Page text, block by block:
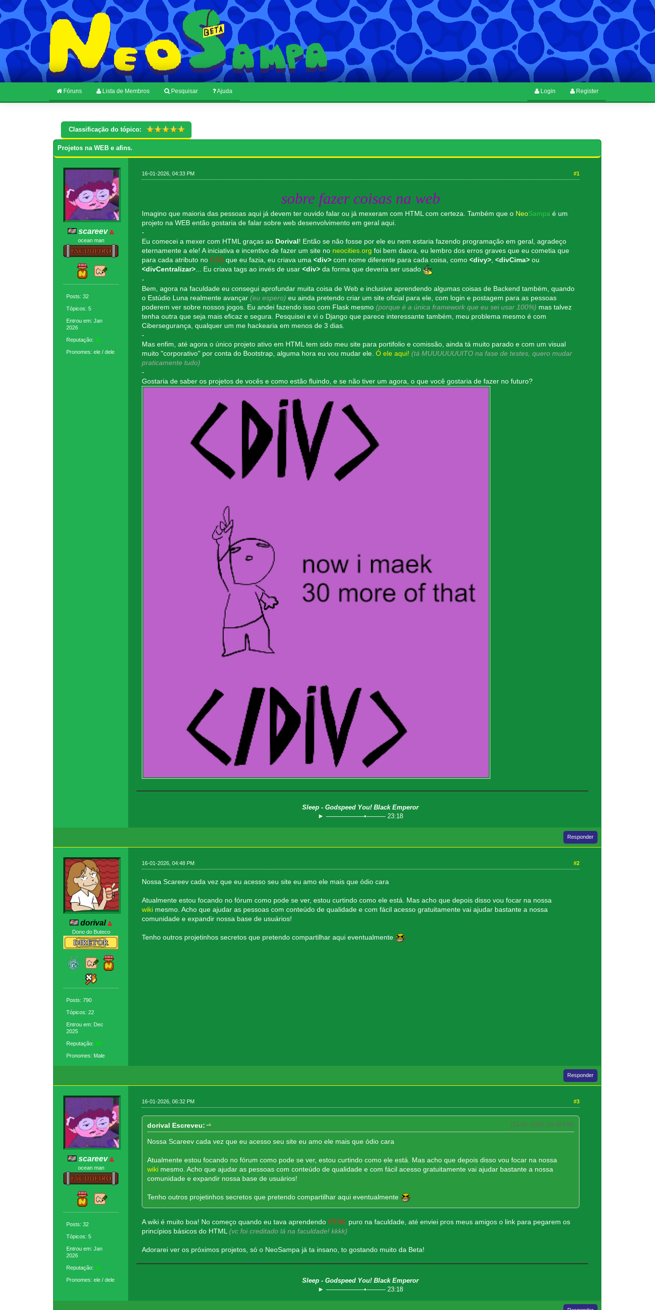
Fóruns Lista de Membros Pesquisar Ajuda Register
Login
Classificação do tópico:
Projetos na WEB e afins.
scareev
ocean man
Posts: 32
Tópicos: 5
Entrou em: Jan
2026
Reputação: 11
Pronomes: ele / dele
#1
16-01-2026, 04:33 PM
sobre fazer coisas na web
Imagino que maioria das pessoas aqui já devem ter ouvido falar ou já mexeram com HTML com certeza. Também que o NeoSampa é um
projeto na WEB então gostaria de falar sobre web desenvolvimento em geral aqui.
-
Eu comecei a mexer com HTML graças ao Dorival! Então se não fosse por ele eu nem estaria fazendo programação em geral, agradeço
eternamente a ele! A iniciativa e incentivo de fazer um site no neocities.org foi bem daora, eu lembro dos erros graves que eu cometia que
para cada atributo no CSSque eu fazia, eu criava uma <div>com nome diferente para cada coisa, como <divy>, <divCima>ou
<divCentralizar>... Eu criava tags ao invés de usar <div>da forma que deveria ser usado
-
Bem, agora na faculdade eu consegui aprofundar muita coisa de Web e inclusive aprendendo algumas coisas de Backend também, quando
o Estúdio Luna realmente avançar (eu espero) eu ainda pretendo criar um site oficial para ele, com login e postagem para as pessoas
poderem ver sobre nossos jogos. Eu andei fazendo isso com Flask mesmo (porque é a única framework que eu sei usar 100%) mas talvez
tenha outra que seja mais eficaz e segura. Pesquisei e vi o Django que parece interessante também, meu problema mesmo é com
Cibersegurança, qualquer um me hackearia em menos de 3 dias.
-
Mas enfim, até agora o único projeto ativo em HTML tem sido meu site para portifolio e comissão, ainda tá muito parado e com um visual
muito "corporativo" por conta do Bootstrap, alguma hora eu vou mudar ele. Ó ele aqui! (tá MUUUUUUUITO na fase de testes, quero mudar
praticamente tudo)
-
Gostaria de saber os projetos de vocês e como estão fluindo, e se não tiver um agora, o que você gostaria de fazer no futuro?
Sleep - Godspeed You! Black Emperor
► ——————•——— 23:18
Responder
dorival
Dono do Buteco
Posts: 790
Tópicos: 22
Entrou em: Dec
2025
Reputação:38
Pronomes: Male
#2
16-01-2026, 04:48 PM
Nossa Scareev cada vez que eu acesso seu site eu amo ele mais que ódio cara
Atualmente estou focando no fórum como pode se ver, estou curtindo como ele está. Mas acho que depois disso vou focar na nossa
wikimesmo. Acho que ajudar as pessoas com conteúdo de qualidade e com fácil acesso gratuitamente vai ajudar bastante a nossa
comunidade e expandir nossa base de usuários!
Tenho outros projetinhos secretos que pretendo compartilhar aqui eventualmente
Responder
scareev
ocean man
Posts: 32
Tópicos: 5
Entrou em: Jan
2026
Reputação: 11
Pronomes: ele / dele
#3
16-01-2026, 06:32 PM
(16-01-2026, 04:48 PM)
dorival Escreveu:
Nossa Scareev cada vez que eu acesso seu site eu amo ele mais que ódio cara
Atualmente estou focando no fórum como pode se ver, estou curtindo como ele está. Mas acho que depois disso vou focar na nossa
wikimesmo. Acho que ajudar as pessoas com conteúdo de qualidade e com fácil acesso gratuitamente vai ajudar bastante a nossa
comunidade e expandir nossa base de usuários!
Tenho outros projetinhos secretos que pretendo compartilhar aqui eventualmente
A wiki é muito boa! No começo quando eu tava aprendendo HTML puro na faculdade, até enviei pros meus amigos o link para pegarem os
princípios básicos do HTML (vc foi creditado lá na faculdade! kkkk)
Adorarei ver os próximos projetos, só o NeoSampa já ta insano, to gostando muito da Beta!
Sleep - Godspeed You! Black Emperor
► ——————•——— 23:18